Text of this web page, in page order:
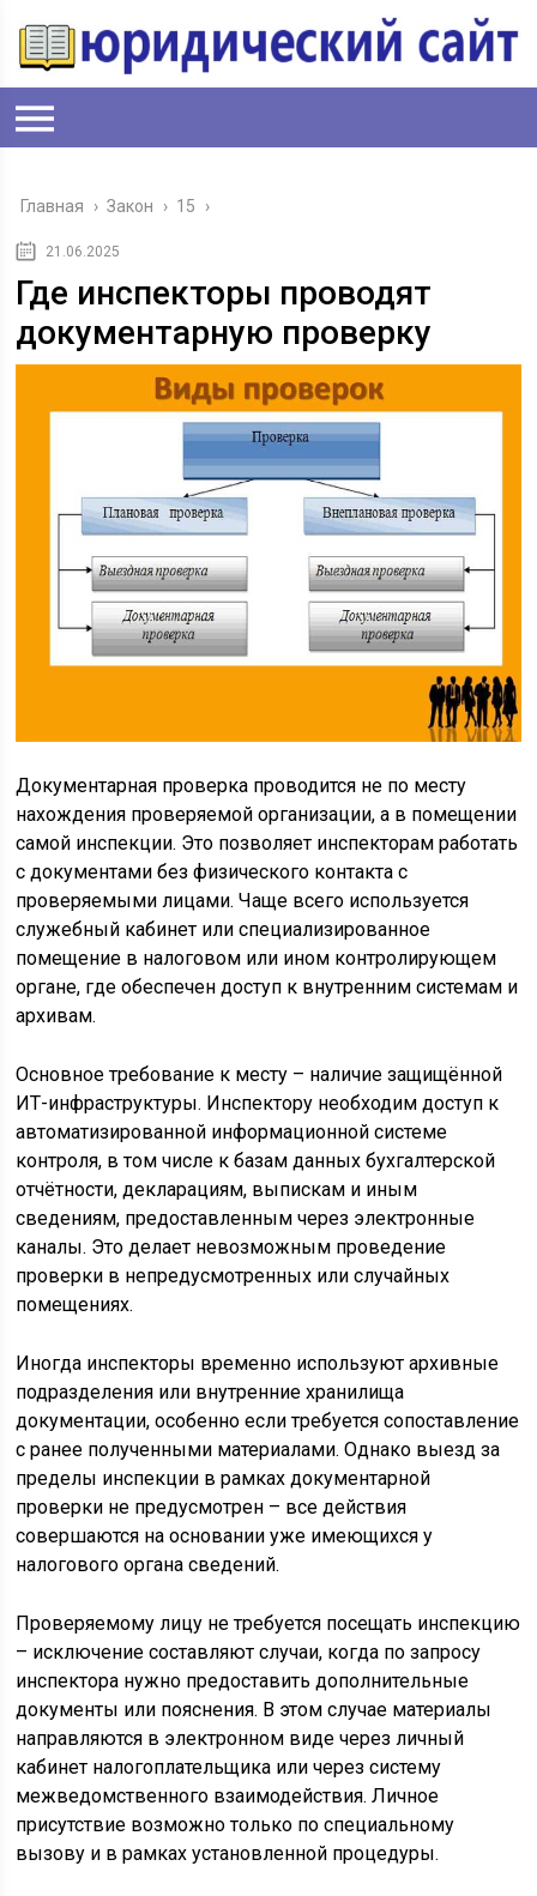
Главная › Закон › 15 ›
21.06.2025
Где инспекторы проводят
документарную проверку
Документарная проверка проводится не по месту
нахождения проверяемой организации, а в помещении
самой инспекции. Это позволяет инспекторам работать
с документами без физического контакта с
проверяемыми лицами. Чаще всего используется
служебный кабинет или специализированное
помещение в налоговом или ином контролирующем
органе, где обеспечен доступ к внутренним системам и
архивам.
Основное требование к месту – наличие защищённой
ИТ-инфраструктуры. Инспектору необходим доступ к
автоматизированной информационной системе
контроля, в том числе к базам данных бухгалтерской
отчётности, декларациям, выпискам и иным
сведениям, предоставленным через электронные
каналы. Это делает невозможным проведение
проверки в непредусмотренных или случайных
помещениях.
Иногда инспекторы временно используют архивные
подразделения или внутренние хранилища
документации, особенно если требуется сопоставление
с ранее полученными материалами. Однако выезд за
пределы инспекции в рамках документарной
проверки не предусмотрен – все действия
совершаются на основании уже имеющихся у
налогового органа сведений.
Проверяемому лицу не требуется посещать инспекцию
– исключение составляют случаи, когда по запросу
инспектора нужно предоставить дополнительные
документы или пояснения. В этом случае материалы
направляются в электронном виде через личный
кабинет налогоплательщика или через систему
межведомственного взаимодействия. Личное
присутствие возможно только по специальному
вызову и в рамках установленной процедуры.